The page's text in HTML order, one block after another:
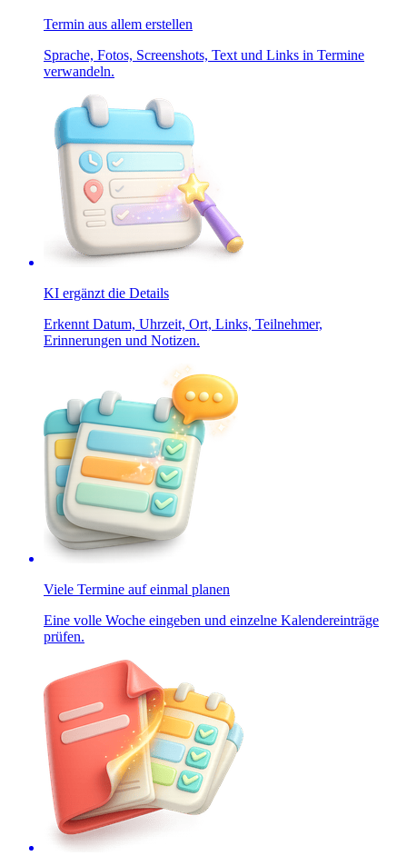
Termin aus allem erstellen
Sprache, Fotos, Screenshots, Text und Links in Termine
verwandeln.
KI ergänzt die Details
Erkennt Datum, Uhrzeit, Ort, Links, Teilnehmer,
Erinnerungen und Notizen.
Viele Termine auf einmal planen
Eine volle Woche eingeben und einzelne Kalendereinträge
prüfen.